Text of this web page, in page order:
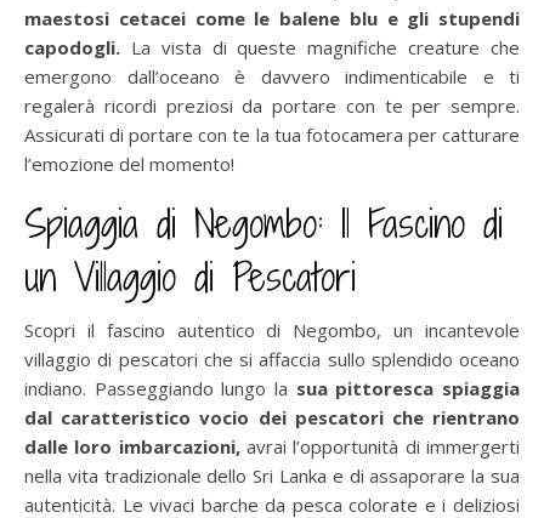
maestosi cetacei come le balene blu e gli stupendi
capodogli. La vista di queste magnifiche creature che
emergono dall’oceano è davvero indimenticabile e ti
regalerà ricordi preziosi da portare con te per sempre.
Assicurati di portare con te la tua fotocamera per catturare
l’emozione del momento!
Spiaggia di Negombo: Il Fascino di
un Villaggio di Pescatori
Scopri il fascino autentico di Negombo, un incantevole
villaggio di pescatori che si affaccia sullo splendido oceano
indiano. Passeggiando lungo la sua pittoresca spiaggia
dal caratteristico vocio dei pescatori che rientrano
dalle loro imbarcazioni,avrai l’opportunità di immergerti
nella vita tradizionale dello Sri Lanka e di assaporare la sua
autenticità. Le vivaci barche da pesca colorate e i deliziosi